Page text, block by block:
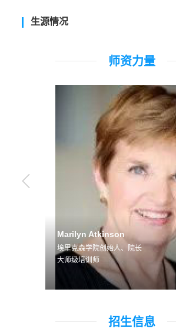
生源情况
师资力量
Marilyn Atkinson
埃里克森学院创始人、院长
大师级培训师
招生信息